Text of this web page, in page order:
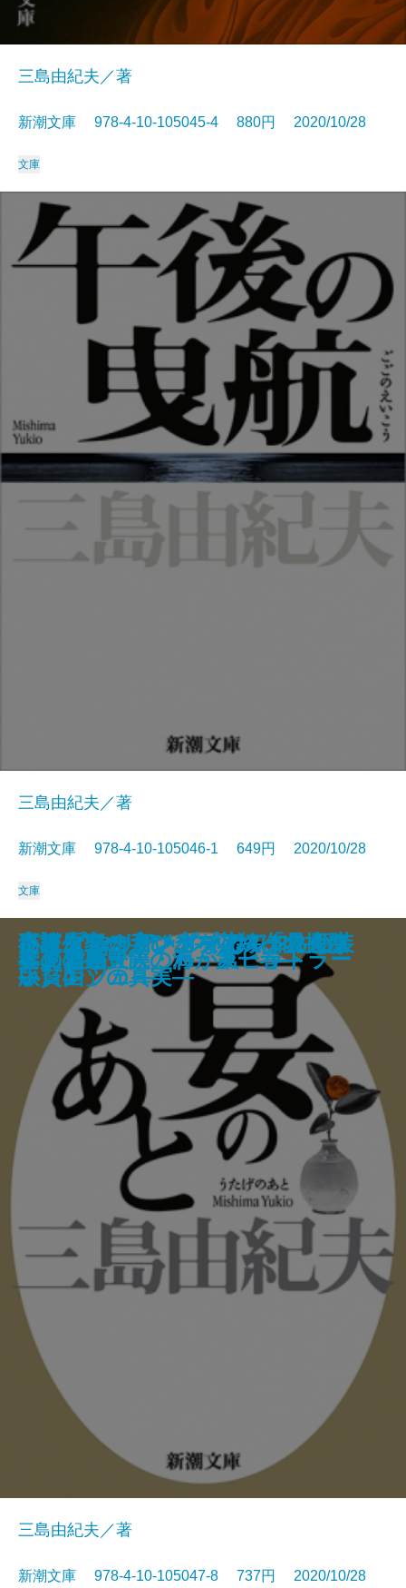
か「」く「」し「」ご「」と「
妻は忘れない
手長姫 英霊の声―1938－1966―
仮面の告白
花ざかりの森・憂国
愛の渇き
禁色
潮騒
金閣寺
三島由紀夫／著
新潮文庫 978-4-10-105045-4 880円 2020/10/28
文庫
午後の曳航
三島由紀夫／著
新潮文庫 978-4-10-105046-1 649円 2020/10/28
文庫
宴のあと
三島由紀夫／著
新潮文庫 978-4-10-105047-8 737円 2020/10/28
真夏の死
春の雪―豊饒の海・第一巻―
サド侯爵夫人・わが友ヒットラー
小説 イタリア・ルネサンス2―フ
ィレンツェ―
高校生ワーキングプア―「見えな
い貧困」の真実―
へんろ宿
キャプテンサンダーボルト 新装
版
さよならの言い方なんて知らな
い。4
猫河原家の人びと―花嫁は名探偵
―